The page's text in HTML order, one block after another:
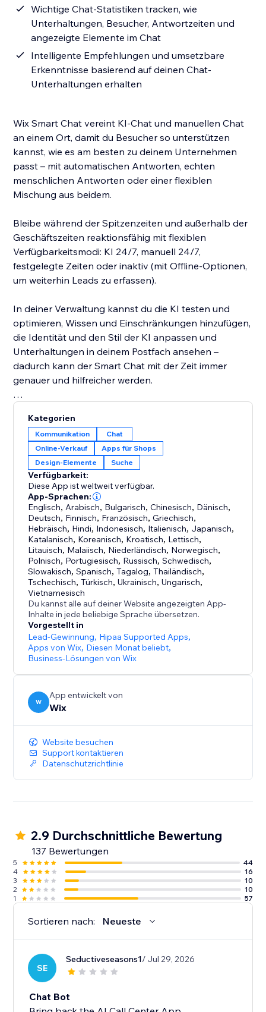
Wichtige Chat-Statistiken tracken, wie
Unterhaltungen, Besucher, Antwortzeiten und
angezeigte Elemente im Chat
Intelligente Empfehlungen und umsetzbare
Erkenntnisse basierend auf deinen Chat-
Unterhaltungen erhalten
Wix Smart Chat vereint KI-Chat und manuellen Chat
an einem Ort, damit du Besucher so unterstützen
kannst, wie es am besten zu deinem Unternehmen
passt – mit automatischen Antworten, echten
menschlichen Antworten oder einer flexiblen
Mischung aus beidem.
Bleibe während der Spitzenzeiten und außerhalb der
Geschäftszeiten reaktionsfähig mit flexiblen
Verfügbarkeitsmodi: KI 24/7, manuell 24/7,
festgelegte Zeiten oder inaktiv (mit Offline-Optionen,
um weiterhin Leads zu erfassen).
In deiner Verwaltung kannst du die KI testen und
optimieren, Wissen und Einschränkungen hinzufügen,
die Identität und den Stil der KI anpassen und
Unterhaltungen in deinem Postfach ansehen –
dadurch kann der Smart Chat mit der Zeit immer
genauer und hilfreicher werden.
die dir helfen, mehr über deine Website-Besucher zu
erfahren und die Interaktion mit diesen zu verbessern,
um Conversions zu steigern. Smart Chat analysiert
auch deine Unterhaltungen, um dir wichtige
Erkenntnisse darüber zu liefern, wonach deine
Kunden suchen und wie du dein Unternehmen
verbessern kannst.
Bisher bekannt als Wix AI Site-Chat, wurde Smart
Chat jetzt upgegradet, um Live-Chat (manuell) zu
umfassen – und wurde entwickelt, um den alten Chat
Kategorien
Kommunikation
Chat
Online-Verkauf
Apps für Shops
Design-Elemente
Suche
Verfügbarkeit:
Diese App ist weltweit verfügbar.
App-Sprachen:
Englisch, Arabisch, Bulgarisch,Chinesisch, Dänisch,
Deutsch, Finnisch, Französisch,Griechisch,
Hebräisch, Hindi, Indonesisch, Italienisch, Japanisch,
Katalanisch, Koreanisch, Kroatisch, Lettisch,
Litauisch, Malaiisch, Niederländisch, Norwegisch,
Polnisch, Portugiesisch, Russisch,Schwedisch,
Slowakisch,Spanisch,Tagalog,Thailändisch,
Tschechisch,Türkisch,Ukrainisch,Ungarisch,
Vietnamesisch
Du kannst alle auf deiner Website angezeigten App-
Inhalte in jede beliebige Sprache übersetzen.
Vorgestellt in
Lead-Gewinnung, Hipaa Supported Apps,
Apps von Wix, Diesen Monat beliebt,
Business-Lösungen von Wix
W
App entwickelt von
Wix
Website besuchen
Support kontaktieren
Datenschutzrichtlinie
2.9 Durchschnittliche Bewertung
137 Bewertungen
5
44
4
16
3
10
2
10
1
57
Sortieren nach: Neueste
SE
Seductiveseasons1/ Jul 29, 2026
Chat Bot